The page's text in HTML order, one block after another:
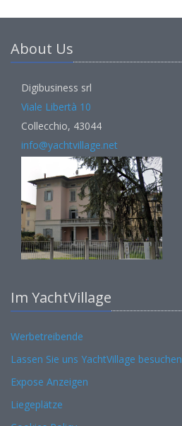
About Us
Digibusiness srl
Viale Libertà 10
Collecchio, 43044
info@yachtvillage.net
Im YachtVillage
Werbetreibende
Lassen Sie uns YachtVillage besuchen
Expose Anzeigen
Liegeplätze